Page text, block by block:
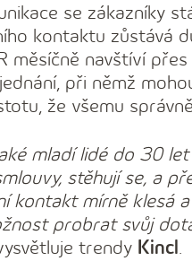
se zákazníky
kontaktu zůstává
měsíčně navštíví
při němž
že všemu
mladí lidé do 30
stěhují se, a
kontakt mírně klesá
probrat svůj
trendy Kincl.